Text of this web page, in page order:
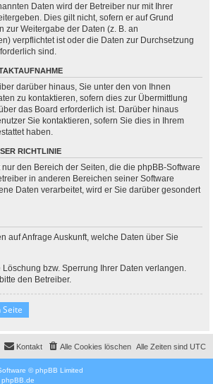
Daten wird der Betreiber nur mit Ihrer
Dies gilt nicht, sofern er auf Grund
zur Weitergabe der Daten (z. B. an
verpflichtet ist oder die Daten zur Durchsetzung
sind.
darüber hinaus, Sie unter den von Ihnen
zu kontaktieren, sofern dies zur Übermittlung
das Board erforderlich ist. Darüber hinaus
Sie kontaktieren, sofern Sie dies in Ihrem
haben.
RICHTLINIE
den Bereich der Seiten, die die phpBB-Software
in anderen Bereichen seiner Software
Daten verarbeitet, wird er Sie darüber gesondert
auf Anfrage Auskunft, welche Daten über Sie
bzw. Sperrung Ihrer Daten verlangen.
den Betreiber.
Alle Zeiten sind UTC
Alle Cookies löschen
Kontakt
© phpBB Limited
phpBB.de